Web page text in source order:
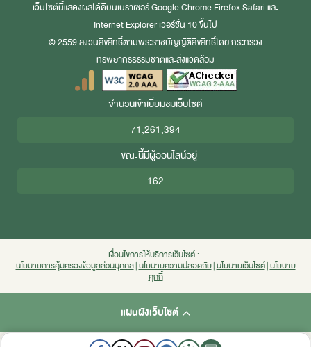
เว็บไซต์นี้แสดงผลได้ดีบนเบราเซอร์Google Chrome FirefoxSafari และ
Internet Explorer เวอร์ชั่น 10 ขึ้นไป
© 2559 สงวนลิขสิทธิ์ตามพระราชบัญญัติลิขสิทธิ์โดย กระทรวง
ทรัพยากรธรรมชาติและสิ่งแวดล้อม
จำนวนเข้าเยี่ยมชมเว็บไซต์
71,261,394
ขณะนี้มีผู้ออนไลน์อยู่
162
เงื่อนไขการให้บริการเว็บไซต์ :
นโยบายการคุ้มครองข้อมูลส่วนบุคคล|นโยบายความปลอดภัย|นโยบายเว็บไซต์|นโยบาย
คุกกี้
แผนผังเว็บไซต์